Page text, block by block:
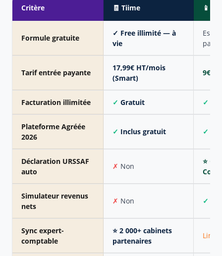
Critère 🧾 Tiime 📱
Formule gratuite
✓ Free illimité — à
vie
Tarif entrée payante
17,99€ HT/mois
(Smart)
9€
Facturation illimitée ✓ Gratuit ✓
Plateforme Agréée
2026
✓ Inclus gratuit ✓
Déclaration URSSAF
auto
✗ Non
⭐
Simulateur revenus
nets
✗ Non ✓
Sync expert-
comptable
⭐ 2 000+ cabinets
partenaires